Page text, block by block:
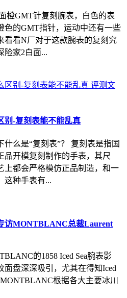
橙GMT针复刻腕表，白色的表
色的GMT指针，运动中还有一些
看看N厂对于这款腕表的复刻究
险家2白面...
评测文
别-复刻表能不能乱真
什么是“复刻表”？ 复刻表是指国
品开模复刻制作的手表，其尺
上都会严格模仿正品制造，和一
这种手表有...
访MONTBLANC总裁Laurent
的1858 Iced Sea腕表影
面盘深深吸引，尤其在得知Iced
根据各大主要冰川